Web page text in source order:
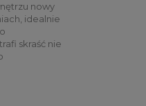
nowy
idealnie
skraść nie